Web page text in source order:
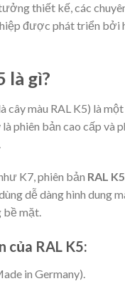
thiết kế, các
được phát triển
là gì?
cây màu RAL K5) là
là phiên bản cao cấp
K7, phiên bản RAL K5
dễ dàng hình dung
mặt.
của RAL K5:
in Germany).